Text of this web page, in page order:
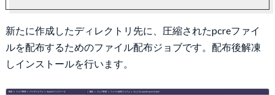
新たに作成したディレクトリ先に、圧縮されたpcreファイ
ルを配布するためのファイル配布ジョブです。配布後解凍
しインストールを行います。